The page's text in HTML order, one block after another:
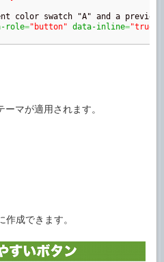
color swatch "A" and a
role="button" data-inline="true"
ーマが適用されます。
成できます。